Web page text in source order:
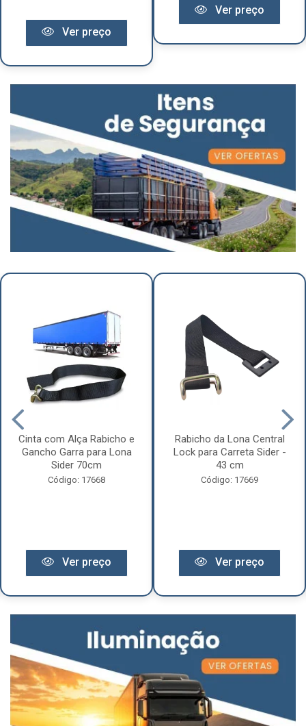
Ver preço
Ver preço
Cinta com Alça Rabicho e
Gancho Garra para Lona
Sider 70cm
Código: 17668
Ver preço
Rabicho da Lona Central
Lock para Carreta Sider -
43 cm
Código: 17669
Ver preço